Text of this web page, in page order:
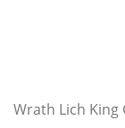
Wrath Lich King